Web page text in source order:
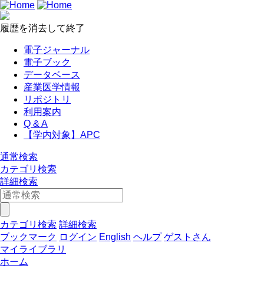
履歴を消去して終了
電子ジャーナル
電子ブック
データベース
産業医学情報
リポジトリ
利用案内
Q & A
【学内対象】APC
通常検索
カテゴリ検索
詳細検索
カテゴリ検索 詳細検索
ブックマーク ログイン English ヘルプ ゲストさん
マイライブラリ
ホーム